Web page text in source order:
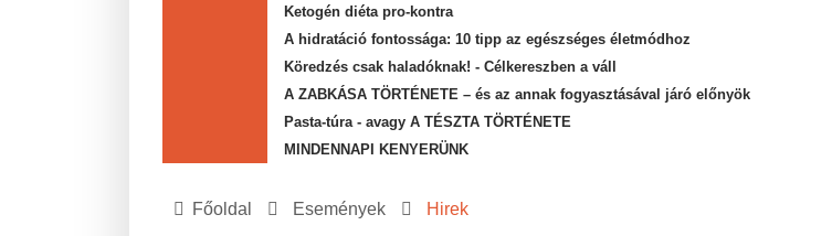
Ketogén diéta pro-kontra
A hidratáció fontossága: 10 tipp az egészséges életmódhoz
Köredzés csak haladóknak! - Célkereszben a váll
A ZABKÁSA TÖRTÉNETE – és az annak fogyasztásával járó előnyök
Pasta-túra - avagy A TÉSZTA TÖRTÉNETE
MINDENNAPI KENYERÜNK
Főoldal Események Hirek